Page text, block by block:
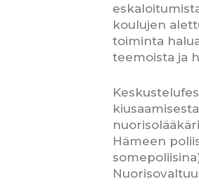
koulujen
toiminta
teemoista ja
Hämeen